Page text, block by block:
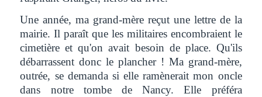
Une année, ma grand-mère reçut une lettre de la
mairie. Il paraît que les militaires encombraient le
cimetière et qu'on avait besoin de place. Qu'ils
débarrassent donc le plancher ! Ma grand-mère,
outrée, se demanda si elle ramènerait mon oncle
dans notre tombe de Nancy. Elle préféra